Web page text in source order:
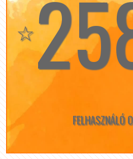
☆
FELHASZNÁLÓ